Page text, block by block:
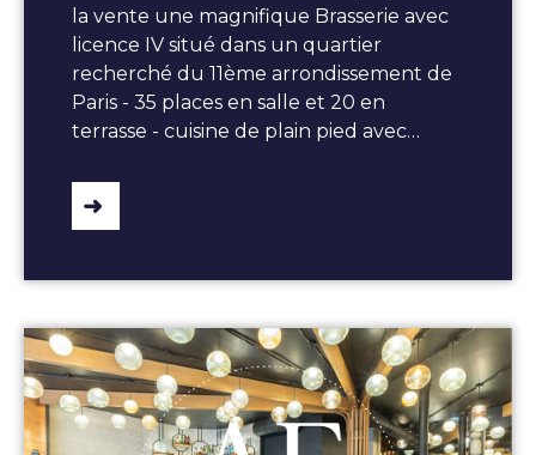
la vente une magnifique Brasserie avec
licence IV situé dans un quartier
recherché du 11ème arrondissement de
Paris - 35 places en salle et 20 en
terrasse - cuisine de plain pied avec…